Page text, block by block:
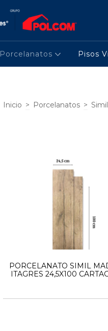
Porcelanatos Pisos
Inicio > Porcelanatos >
PORCELANATO SIMIL
ITAGRES 24,5X100